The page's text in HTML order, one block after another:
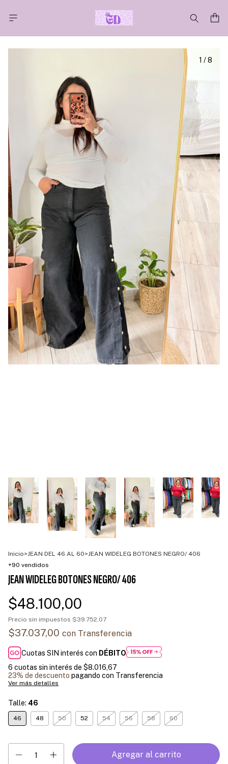
1 /8
Inicio>JEAN DEL 46 AL 60>JEAN WIDELEG BOTONES NEGRO/ 406
+90 vendidos
JEAN WIDELEG BOTONES NEGRO/ 406
$48.100,00
Precio sin impuestos $39.752,07
$37.037,00 con Transferencia
Cuotas SIN interés con DÉBITO
6 cuotas sin interés de $8.016,67
23% de descuento pagando con Transferencia
Ver más detalles
Talle: 46
46 48 50 52 54 56 58 60